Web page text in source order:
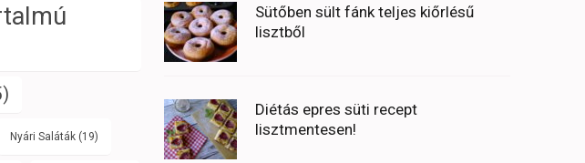
Nyári Saláták(19)
Sütőben sült fánk teljes kiőrlésű
lisztből
Diétás epres süti recept
lisztmentesen!